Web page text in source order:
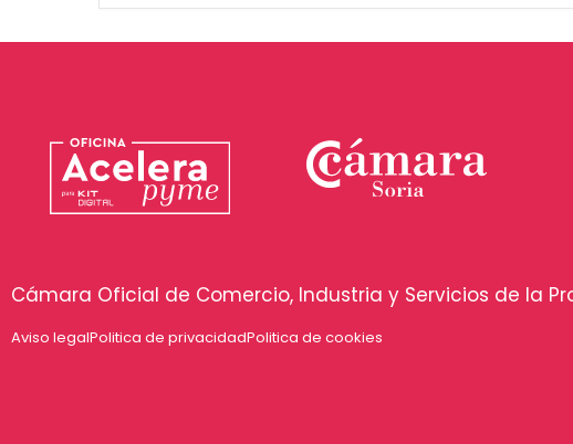
Cámara Oficial de Comercio, Industria y Servicios de la
Aviso legalPolitica de privacidadPolitica de cookies